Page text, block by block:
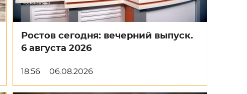
Ростов сегодня: вечерний выпуск.
6 августа 2026
18:56 06.08.2026